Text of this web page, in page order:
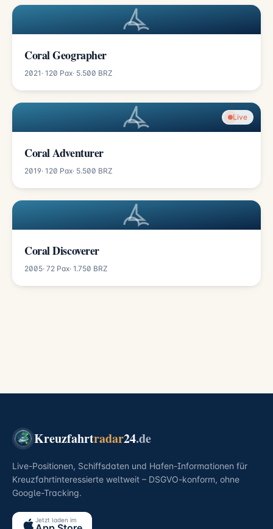
Coral Geographer
2021 · 120 Pax· 5.500 BRZ
Live
Coral Adventurer
2019· 120 Pax· 5.500 BRZ
Coral Discoverer
2005· 72 Pax· 1.750 BRZ
Kreuzfahrtradar24.de
Live-Positionen, Schiffsdaten und Hafen-Informationen für
Kreuzfahrtinteressierte weltweit – DSGVO-konform, ohne
Google-Tracking.
Jetzt laden im